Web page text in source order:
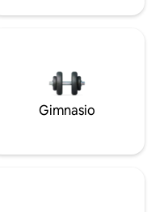
Gimnasio